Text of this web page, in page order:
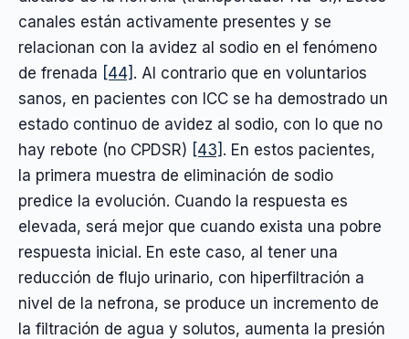
canales están activamente presentes y se
relacionan con la avidez al sodio en el fenómeno
de frenada [44] . Al contrario que en voluntarios
sanos, en pacientes con ICC se ha demostrado un
estado continuo de avidez al sodio, con lo que no
hay rebote (no CPDSR) [43] . En estos pacientes,
la primera muestra de eliminación de sodio
predice la evolución. Cuando la respuesta es
elevada, será mejor que cuando exista una pobre
respuesta inicial. En este caso, al tener una
reducción de flujo urinario, con hiperfiltración a
nivel de la nefrona, se produce un incremento de
la filtración de agua y solutos, aumenta la presión